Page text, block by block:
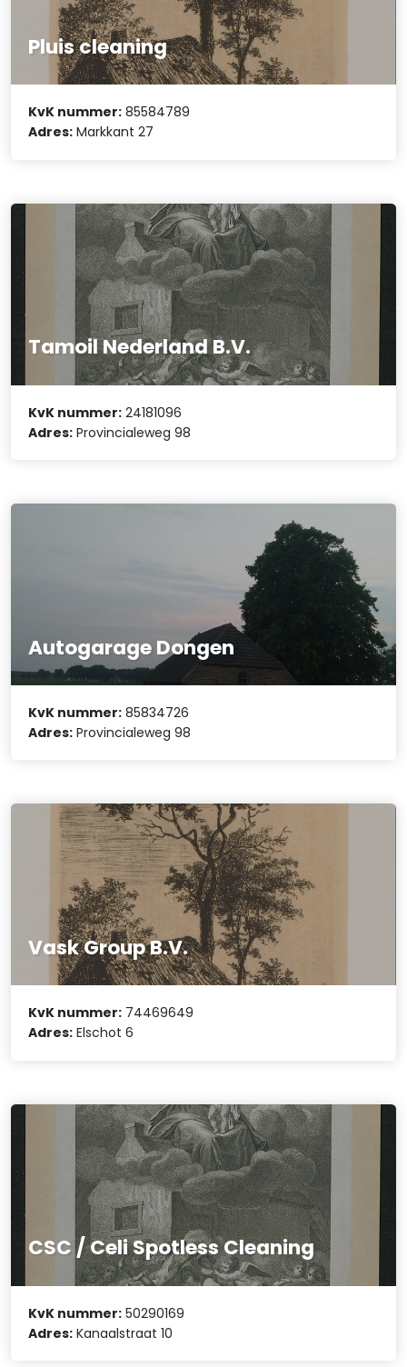
Pluis cleaning
KvK nummer: 85584789
Adres: Markkant 27
Tamoil Nederland B.V.
KvK nummer: 24181096
Adres: Provincialeweg 98
Autogarage Dongen
KvK nummer: 85834726
Adres: Provincialeweg 98
Vask Group B.V.
KvK nummer: 74469649
Adres: Elschot 6
CSC / Celi Spotless Cleaning
KvK nummer: 50290169
Adres: Kanaalstraat 10